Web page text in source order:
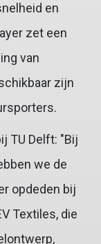
en
zet een
van
zijn
TU Delft: "Bij
we de
opdeden bij
Textiles, die